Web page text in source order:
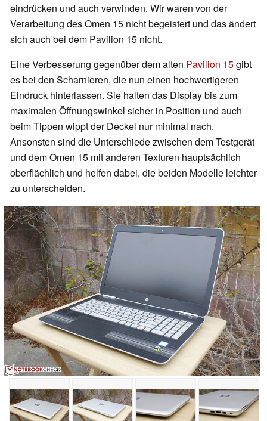
eindrücken und auch verwinden. Wir waren von der
Verarbeitung des Omen 15 nicht begeistert und das ändert
sich auch bei dem Pavilion 15 nicht.
Eine Verbesserung gegenüber dem alten Pavilion 15gibt
es bei den Scharnieren, die nun einen hochwertigeren
Eindruck hinterlassen. Sie halten das Display bis zum
maximalen Öffnungswinkel sicher in Position und auch
beim Tippen wippt der Deckel nur minimal nach.
Ansonsten sind die Unterschiede zwischen dem Testgerät
und dem Omen 15 mit anderen Texturen hauptsächlich
oberflächlich und helfen dabei, die beiden Modelle leichter
zu unterscheiden.